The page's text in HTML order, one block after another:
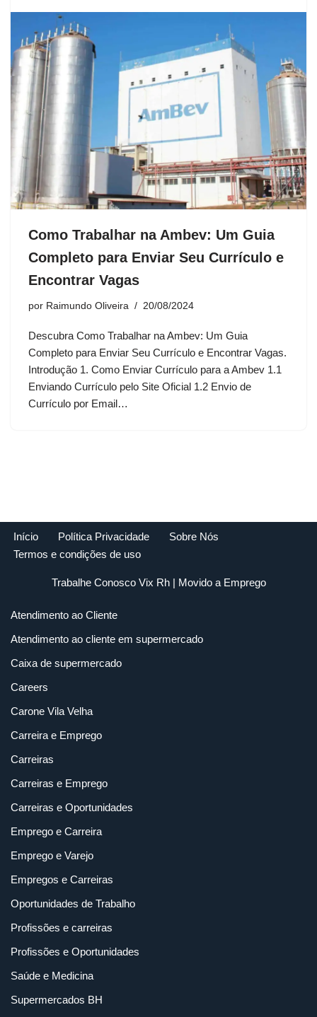
Como Trabalhar na Ambev: Um Guia
Completo para Enviar Seu Currículo e
Encontrar Vagas
por Raimundo Oliveira 20/08/2024
Descubra Como Trabalhar na Ambev: Um Guia
Completo para Enviar Seu Currículo e Encontrar Vagas.
Introdução 1. Como Enviar Currículo para a Ambev 1.1
Enviando Currículo pelo Site Oficial 1.2 Envio de
Currículo por Email…
Início Política Privacidade
Sobre Nós
Termos e condições de uso
Trabalhe Conosco Vix Rh| Movido a Emprego
Atendimento ao Cliente
Atendimento ao cliente em supermercado
Caixa de supermercado
Careers
Carone Vila Velha
Carreira e Emprego
Carreiras
Carreiras e Emprego
Carreiras e Oportunidades
Emprego e Carreira
Emprego e Varejo
Empregos e Carreiras
Oportunidades de Trabalho
Profissões e carreiras
Profissões e Oportunidades
Saúde e Medicina
Supermercados BH